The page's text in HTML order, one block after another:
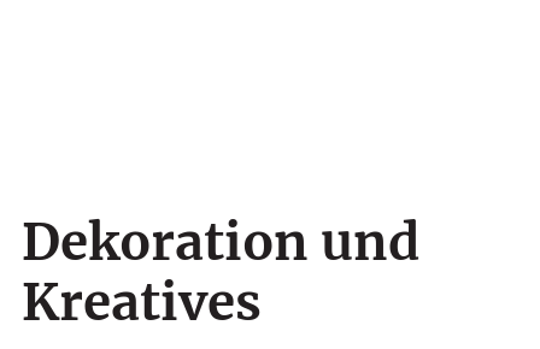
Dekoration und
Kreatives